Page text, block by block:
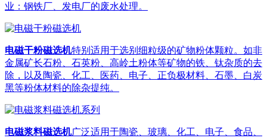
业：钢铁厂、发电厂的废水处理。
电磁干粉磁选机特别适用于选别细粒级的矿物粉体颗粒。如非
金属矿长石粉、石英粉、高岭土粉体等矿物的铁、钛杂质的去
除，以及陶瓷、化工、医药、电子、正负极材料、石墨、白炭
黑等粉体材料的除杂提纯。
电磁浆料磁选机广泛适用于陶瓷、玻璃、化工、电子、食品、